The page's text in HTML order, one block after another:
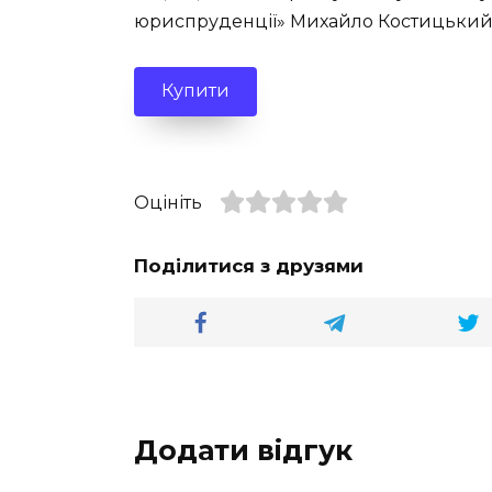
юриспруденції» Михайло Костицький
Купити
Оцініть
Поділитися з друзями
Додати відгук